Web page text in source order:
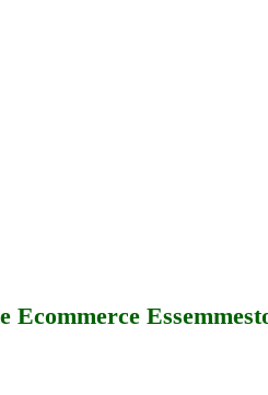
Ecommerce